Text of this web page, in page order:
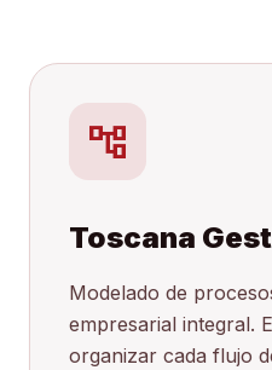
account_tree
Toscana
Modelado de
empresarial integral.
organizar cada flujo